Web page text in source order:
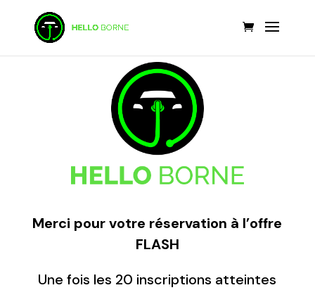
Merci pour votre réservation à l’offre
FLASH
Une fois les 20 inscriptions atteintes